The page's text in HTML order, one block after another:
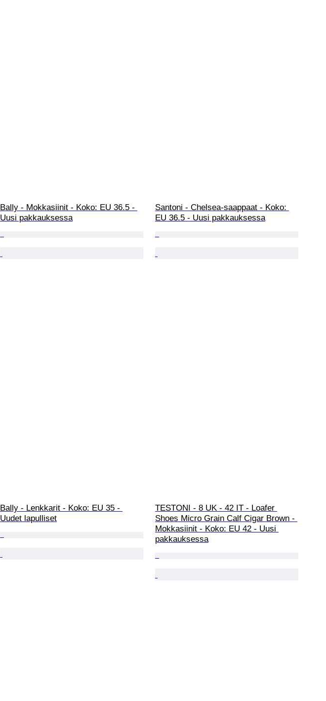
Bally - Mokkasiinit - Koko: EU 36.5 -
Uusi pakkauksessa
Santoni - Chelsea-saappaat - Koko:
EU 36.5 - Uusi pakkauksessa
Bally - Lenkkarit - Koko: EU 35 -
Uudet lapulliset
TESTONI - 8 UK - 42 IT - Loafer
Shoes Micro Grain Calf Cigar Brown -
Mokkasiinit - Koko: EU 42 - Uusi
pakkauksessa